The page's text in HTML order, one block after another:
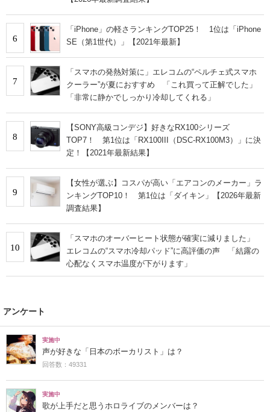
6
「iPhone」の軽さランキングTOP25！ 1位は「iPhone
SE（第1世代）」【2021年最新】
7
「スマホの発熱対策に」エレコムの“ペルチェ式スマホ
クーラー”が夏におすすめ 「これ買って正解でした」
「非常に静かでしっかり冷却してくれる」
8
【SONY高級コンデジ】好きなRX100シリーズ
TOP7！ 第1位は「RX100III（DSC-RX100M3）」に決
定！【2021年最新結果】
9
【女性が選ぶ】コスパが高い「エアコンのメーカー」ラ
ンキングTOP10！ 第1位は「ダイキン」【2026年最新
調査結果】
10
「スマホのオーバーヒート状態が確実に減りました」
エレコムの“スマホ冷却パッド”に高評価の声 「結露の
心配なくスマホ温度が下がります」
アンケート
実施中
声が好きな「日本のボーカリスト」は？
回答数：49331
実施中
歌が上手だと思うホロライブのメンバーは？